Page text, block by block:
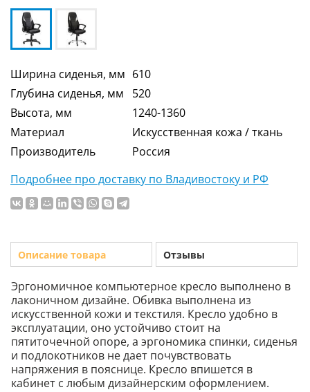
Ширина сиденья, мм 610
Глубина сиденья, мм
520
Высота, мм
1240-1360
Материал
Искусственная кожа / ткань
Производитель
Россия
Подробнее про доставку по Владивостоку и РФ
Описание товара Отзывы
Эргономичное компьютерное кресло выполнено в
лаконичном дизайне. Обивка выполнена из
искусственной кожи и текстиля. Кресло удобно в
эксплуатации, оно устойчиво стоит на
пятиточечной опоре, а эргономика спинки, сиденья
и подлокотников не дает почувствовать
напряжения в пояснице. Кресло впишется в
кабинет с любым дизайнерским оформлением.